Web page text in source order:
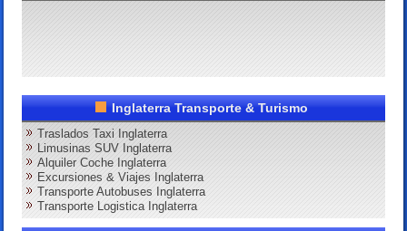
Inglaterra Transporte & Turismo
Traslados Taxi Inglaterra
Limusinas SUV Inglaterra
Alquiler Coche Inglaterra
Excursiones & Viajes Inglaterra
Transporte Autobuses Inglaterra
Transporte Logistica Inglaterra